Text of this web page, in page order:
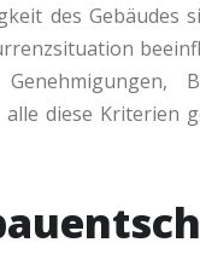
des Gebäudes
diese Kriterien